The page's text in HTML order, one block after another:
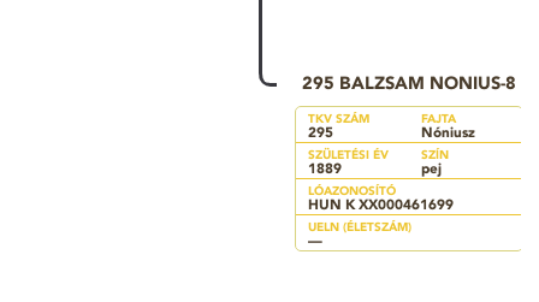
295 BALZSAM NONIUS-8
TKV SZÁM
295
FAJTA
Nóniusz
SZÜLETÉSI ÉV
1889
SZÍN
pej
LÓAZONOSÍTÓ
HUN K XX000461699
UELN (ÉLETSZÁM)
—